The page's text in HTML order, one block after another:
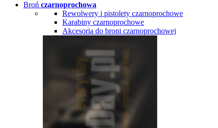
Broń czarnoprochowa
Rewolwery i pistolety czarnoprochowe
Karabiny czarnoprochowe
Akcesoria do broni czarnoprochowej